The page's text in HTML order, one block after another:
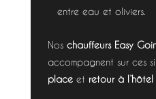
entre eau et oliviers.
Nos chauffeurs Easy
accompagnent sur ces
placeet retour à l’hôtel